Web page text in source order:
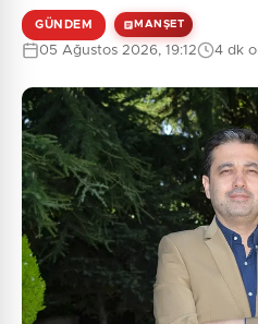
GÜNDEM MANŞET
05 Ağustos 2026, 19:12 4 dk